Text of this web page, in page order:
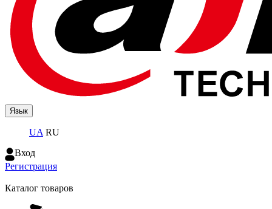
Язык
UA RU
Вход
Регистрация
Каталог товаров